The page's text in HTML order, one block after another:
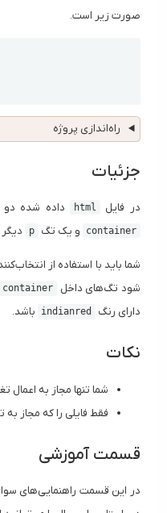
صورت زیر است.
راه‌اندازی پروژه
جزئیات
در فایل html داده شده
container و یک تگ p
شما باید با استفاده از
شود تگ‌های داخل
container
دارای رنگ
indianred باشد.
نکات
شما تنها مجاز به اعمال
فقط فایلی را که مجاز به
قسمت آموزشی
در این قسمت راهنمایی‌های